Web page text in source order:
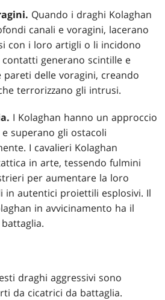
Quando i draghi Kolaghan
canali e voragini, lacerano
con i loro artigli o li incidono
generano scintille e
pareti delle voragini, creando
terrorizzano gli intrusi.
I Kolaghan hanno un approccio
superano gli ostacoli
I cavalieri Kolaghan
in arte, tessendo fulmini
per aumentare la loro
in autentici proiettili esplosivi. Il
in avvicinamento ha il
draghi aggressivi sono
da cicatrici da battaglia.